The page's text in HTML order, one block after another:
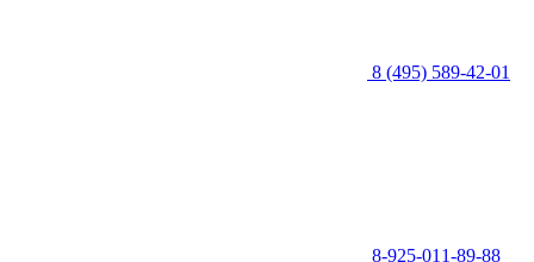
8 (495) 589-42-01
8-925-011-89-88